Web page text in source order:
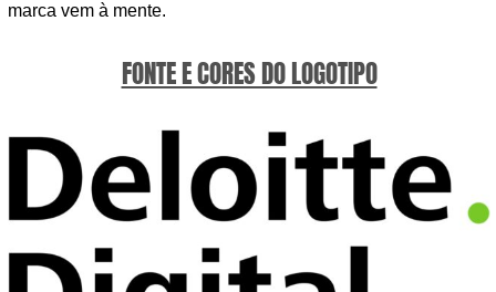
marca vem à mente.
FONTE E CORES DO LOGOTIPO